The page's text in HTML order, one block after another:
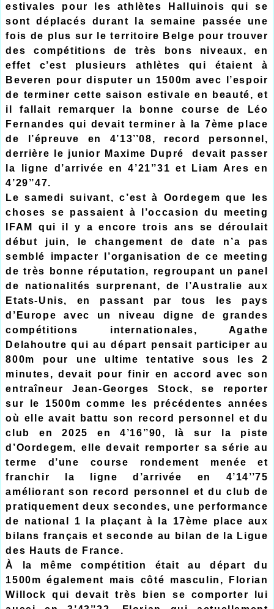
estivales pour les athlètes Halluinois qui se
sont déplacés durant la semaine passée une
fois de plus sur le territoire Belge pour trouver
des compétitions de très bons niveaux, en
effet c’est plusieurs athlètes qui étaient à
Beveren pour disputer un 1500m avec l’espoir
de terminer cette saison estivale en beauté, et
il fallait remarquer la bonne course de Léo
Fernandes qui devait terminer à la 7ème place
de l’épreuve en 4’13’’08, record personnel,
derrière le junior Maxime Dupré devait passer
la ligne d’arrivée en 4’21’’31 et Liam Ares en
4’29’’47.
Le samedi suivant, c’est à Oordegem que les
choses se passaient à l’occasion du meeting
IFAM qui il y a encore trois ans se déroulait
début juin, le changement de date n’a pas
semblé impacter l’organisation de ce meeting
de très bonne réputation, regroupant un panel
de nationalités surprenant, de l’Australie aux
Etats-Unis, en passant par tous les pays
d’Europe avec un niveau digne de grandes
compétitions internationales, Agathe
Delahoutre qui au départ pensait participer au
800m pour une ultime tentative sous les 2
minutes, devait pour finir en accord avec son
entraîneur Jean-Georges Stock, se reporter
sur le 1500m comme les précédentes années
où elle avait battu son record personnel et du
club en 2025 en 4’16’’90, là sur la piste
d’Oordegem, elle devait remporter sa série au
terme d’une course rondement menée et
franchir la ligne d’arrivée en 4’14’’75
améliorant son record personnel et du club de
pratiquement deux secondes, une performance
de national 1 la plaçant à la 17ème place aux
bilans français et seconde au bilan de la Ligue
des Hauts de France.
À la même compétition était au départ du
1500m également mais côté masculin, Florian
Willock qui devait très bien se comporter lui